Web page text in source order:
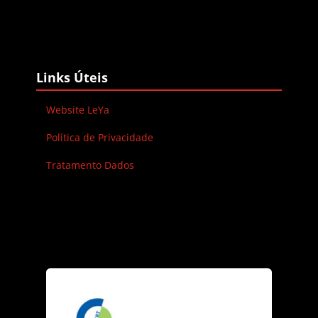
Blocos
Links Úteis
Website LeYa
Política de Privacidade
Tratamento Dados